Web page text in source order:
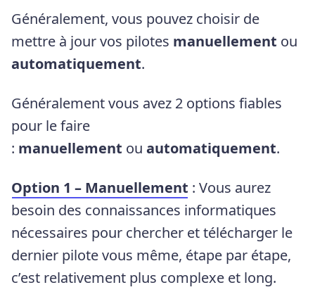
Généralement, vous pouvez choisir de
mettre à jour vos pilotes manuellement ou
automatiquement.
Généralement vous avez 2 options fiables
pour le faire
: manuellement ou automatiquement.
Option 1 – Manuellement : Vous aurez
besoin des connaissances informatiques
nécessaires pour chercher et télécharger le
dernier pilote vous même, étape par étape,
c’est relativement plus complexe et long.